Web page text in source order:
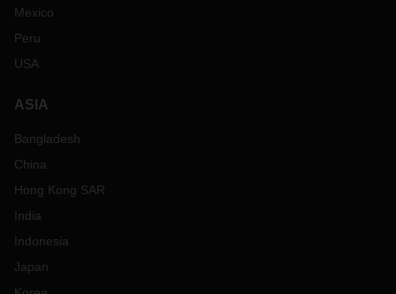
Mexico
Peru
USA
ASIA
Bangladesh
China
Hong Kong SAR
India
Indonesia
Japan